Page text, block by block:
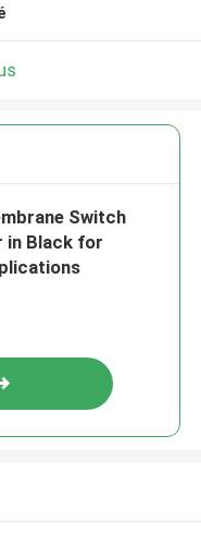
Switch
in Black for